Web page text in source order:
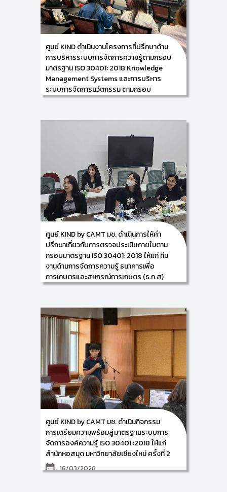
ของศูนย์ศรีพัฒน์ คณะแพทยศาสตร์ มหาวิทยาลัย
เชียงใหม่ ซึ่งกิจกรรมในครั้งนี้ จัดขึ้นในระหว่างวันที่ 30-31
มีนาคม 2569 ณ ห้องประชุมดอกสัก คณะแพทยศาสตร์
มหาวิทยาลัยเชียงใหม่
ศูนย์ KIND ดำเนินงานโครงการที่ปรึกษาด้าน
การบริหารระบบการจัดการความรู้ตามกรอบ
มาตรฐาน ISO 30401: 2018 Knowledge
Management Systems และการบริหาร
ระบบการจัดการนวัตกรรม ตามกรอบ
มาตรฐาน ISO 56002: 2019 Innovation
ศูนย์ KIND by CAMT นำโดย ผู้ช่วยศาสตราจารย์
ด้านการพัฒนาองค์ความรู้และนวัตกรรม/ หัวหน้าศูนย์การ
พัฒนาองค์ความรู้และนวัตกรรม (Knowledge and
Innovation Development: KIND) พร้อมด้วยคณะ
ทำงาน ดำเนินงานโครงการที่ปรึกษาด้านการบริหารระบบ
การจัดการความรู้ตามกรอบมาตรฐาน ISO 30401: 2018
Knowledge Management Systems และการบริหาร
ระบบการจัดการนวัตกรรมตามกรอบมาตรฐาน ISO
56002: 2019 Innovation Management System
ให้แก่ บุคลากรในสังกัดของศูนย์ศรีพัฒน์ คณะ
แพทยศาสตร์ มหาวิทยาลัยเชียงใหม่ ซึ่งกิจกรรมในครั้งนี้
จัดขึ้นในวันที่ 24 มีนาคม 2569 ณ อาคารศูนย์นวัตกรรม
การเรียนรู้ (Innovation Learning Center) วิทยาลัย
ศิลปะ สื่อ และเทคโนโลยี มหาวิทยาลัยเชียงใหม่ โดยในครั้ง
นี้เป็นการฝึกอบรมเชิงปฏิบัติการ เรื่อง การเตรียมความ
พร้อมสู่มาตรฐาน ISO 30401: 2018 ระบบการจัดการ
ความรู้ และ ISO 56002 :2019 ระบบการจัดการ
นวัตกรรม
ศูนย์ KIND by CAMT มช. ดำเนินการให้คำ
ปรึกษาเกี่ยวกับการตรวจประเมินภายในตาม
กรอบมาตรฐาน ISO 30401: 2018 ให้แก่ ทีม
งานด้านการจัดการความรู้ ธนาคารเพื่อ
การเกษตรและสหกรณ์การเกษตร (ธ.ก.ส)
สำนักงานใหญ่
ศูนย์การพัฒนาองค์ความรู้และการจัดการนวัตกรรม
(Knowledge and Innovation Development: KIND)
วิทยาลัยศิลปะ สื่อ และเทคโนโลยี มหาวิทยาลัยเชียงใหม่ นำ
โดย ผู้ช่วยศาสตราจารย์ ดร.อัจฉรา คำอักษร
ผู้ปฏิบัติหน้าที่ช่วยคณบดี ด้านการพัฒนาองค์ความรู้และ
การจัดการนวัตกรรม/ หัวหน้าศูนย์การพัฒนาองค์ความรู้
และนวัตกรรม (Knowledge and Innovation
Development: KIND) ดำเนินการให้คำปรึกษาเกี่ยวกับการ
ตรวจประเมินภายในตามกรอบมาตรฐาน ISO 30401:
2018 ให้แก่ ทีมงานด้านการจัดการความรู้ ธนาคารเพื่อ
การเกษตรและสหกรณ์การเกษตร (ธ.ก.ส) ภายใต้โครงการ
จ้างที่ปรึกษา “โครงการสร้างมาตรฐานการจัดการความรู้
ตามแนวทาง ISO 30401” ในวันที่ 23 มีนาคม 2569 ณ
ธนาคารเพื่อการเกษตรและสหกรณ์การเกษตร (ธ.ก.ส)
สำนักงานใหญ่ กรุงเทพมหานคร
ศูนย์ KIND by CAMT มช. ดำเนินกิจกรรม
การเตรียมความพร้อมสู่มาตรฐานระบบการ
จัดการองค์ความรู้ ISO 30401 :2018 ให้แก่
สำนักหอสมุด มหาวิทยาลัยเชียงใหม่ ครั้งที่ 2
18/03/2026